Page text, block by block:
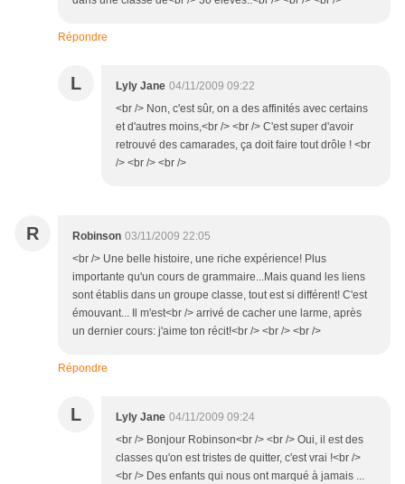
Répondre
L Lyly Jane 04/11/2009 09:22
<br /> Non, c'est sûr, on a des affinités avec certains
et d'autres moins,<br /> <br /> C'est super d'avoir
retrouvé des camarades, ça doit faire tout drôle ! <br
/> <br /> <br />
R Robinson 03/11/2009 22:05
<br /> Une belle histoire, une riche expérience! Plus
importante qu'un cours de grammaire...Mais quand les liens
sont établis dans un groupe classe, tout est si différent! C'est
émouvant... Il m'est<br /> arrivé de cacher une larme, après
un dernier cours: j'aime ton récit!<br /> <br /> <br />
Répondre
L Lyly Jane 04/11/2009 09:24
<br /> Bonjour Robinson<br /> <br /> Oui, il est des
classes qu'on est tristes de quitter, c'est vrai !<br />
<br /> Des enfants qui nous ont marqué à jamais ...